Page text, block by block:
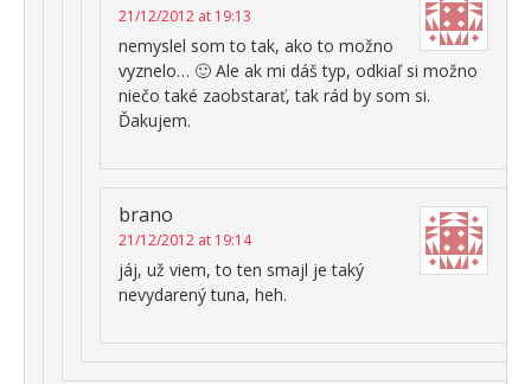
21/12/2012 at 19:13
nemyslel som to tak, ako to možno
vyznelo… 🙂 Ale ak mi dáš typ, odkiaľ si možno
niečo také zaobstarať, tak rád by som si.
Ďakujem.
brano
21/12/2012 at 19:14
jáj, už viem, to ten smajl je taký
nevydarený tuna, heh.